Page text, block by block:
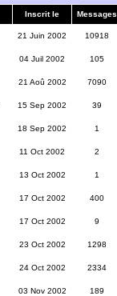
Inscrit le Messages
21 Juin 2002 10918
04 Juil 2002 105
21 Aoû 2002 7090
15 Sep 2002 39
18 Sep 2002 1
11 Oct 2002 2
13 Oct 2002 1
17 Oct 2002 400
17 Oct 2002 9
23 Oct 2002 1298
24 Oct 2002 2334
03 Nov 2002 189